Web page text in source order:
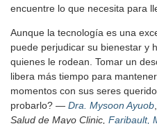
encuentre lo que necesita para
Aunque la tecnología es una
puede perjudicar su bienestar y
quienes le rodean. Tomar un
libera más tiempo para
momentos con sus seres
probarlo? — Dra. Mysoon Ayuob
Salud de Mayo Clinic, Faribault,